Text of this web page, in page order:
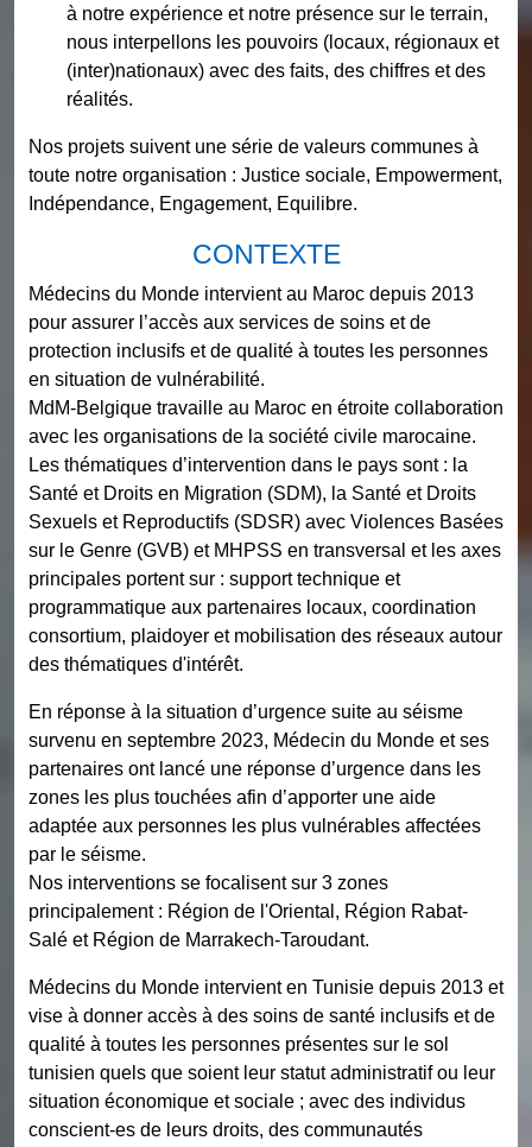
à notre expérience et notre présence sur le terrain,
nous interpellons les pouvoirs (locaux, régionaux et
(inter)nationaux) avec des faits, des chiffres et des
réalités.
Nos projets suivent une série de valeurs communes à
toute notre organisation : Justice sociale, Empowerment,
Indépendance, Engagement, Equilibre.
CONTEXTE
Médecins du Monde intervient au Maroc depuis 2013
pour assurer l’accès aux services de soins et de
protection inclusifs et de qualité à toutes les personnes
en situation de vulnérabilité.
MdM-Belgique travaille au Maroc en étroite collaboration
avec les organisations de la société civile marocaine.
Les thématiques d’intervention dans le pays sont : la
Santé et Droits en Migration (SDM), la Santé et Droits
Sexuels et Reproductifs (SDSR) avec Violences Basées
sur le Genre (GVB) et MHPSS en transversal et les axes
principales portent sur : support technique et
programmatique aux partenaires locaux, coordination
consortium, plaidoyer et mobilisation des réseaux autour
des thématiques d'intérêt.
En réponse à la situation d’urgence suite au séisme
survenu en septembre 2023, Médecin du Monde et ses
partenaires ont lancé une réponse d’urgence dans les
zones les plus touchées afin d’apporter une aide
adaptée aux personnes les plus vulnérables affectées
par le séisme.
Nos interventions se focalisent sur 3 zones
principalement : Région de l'Oriental, Région Rabat-
Salé et Région de Marrakech-Taroudant.
Médecins du Monde intervient en Tunisie depuis 2013 et
vise à donner accès à des soins de santé inclusifs et de
qualité à toutes les personnes présentes sur le sol
tunisien quels que soient leur statut administratif ou leur
situation économique et sociale ; avec des individus
conscient-es de leurs droits, des communautés